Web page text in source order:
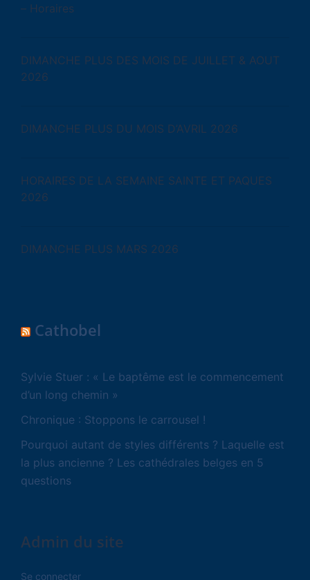
– Horaires
DIMANCHE PLUS DES MOIS DE JUILLET & AOUT
2026
DIMANCHE PLUS DU MOIS D’AVRIL 2026
HORAIRES DE LA SEMAINE SAINTE ET PAQUES
2026
DIMANCHE PLUS MARS 2026
Cathobel
Sylvie Stuer : « Le baptême est le commencement
d’un long chemin »
Chronique : Stoppons le carrousel !
Pourquoi autant de styles différents ? Laquelle est
la plus ancienne ? Les cathédrales belges en 5
questions
Admin du site
Se connecter